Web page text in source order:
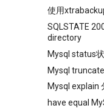
使用
SQLSTATE
directory
Mysql status
Mysql
Mysql explain
have equal